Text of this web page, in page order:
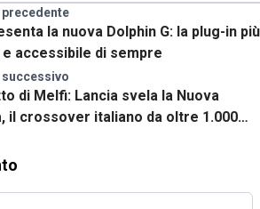
la nuova Dolphin G: la plug-in più
accessibile di sempre
di Melfi: Lancia svela la Nuova
il crossover italiano da oltre 1.000